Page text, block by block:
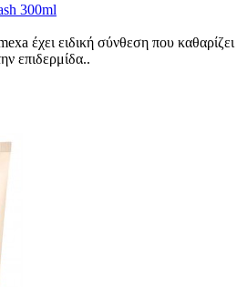
300ml
έχει ειδική σύνθεση που καθαρίζει
επιδερμίδα..